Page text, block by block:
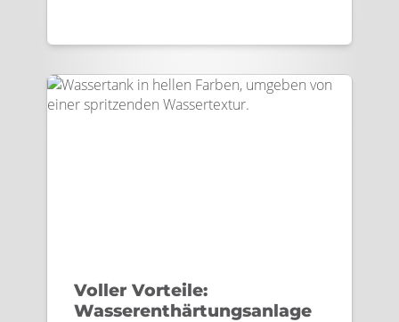
Voller Vorteile:
Wasserenthärtungsanlage